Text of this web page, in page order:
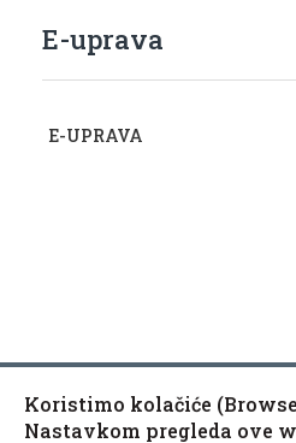
E-uprava
E-UPRAVA
Copyright © 2010-2020 Općina
Kaptol
Koristimo kolačiće
Nastavkom pregleda ove